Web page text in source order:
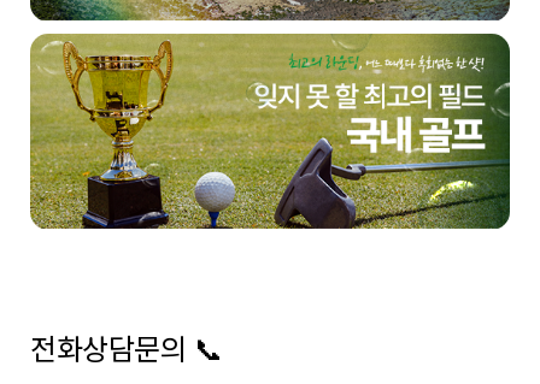
전화상담문의 📞